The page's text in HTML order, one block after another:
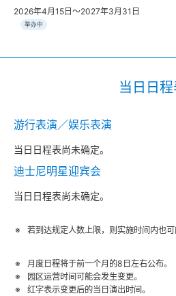
2026年4月15日～2027年3月31日
举办中
当日日
游行表演／娱乐表演
当日日程表尚未确定。
迪士尼明星迎宾会
当日日程表尚未确定。
若到达规定人数上限，则实施时间内也可
月度日程将于前一个月的8日左右公布。
园区运营时间可能会发生变更。
红字表示变更后的当日演出时间。